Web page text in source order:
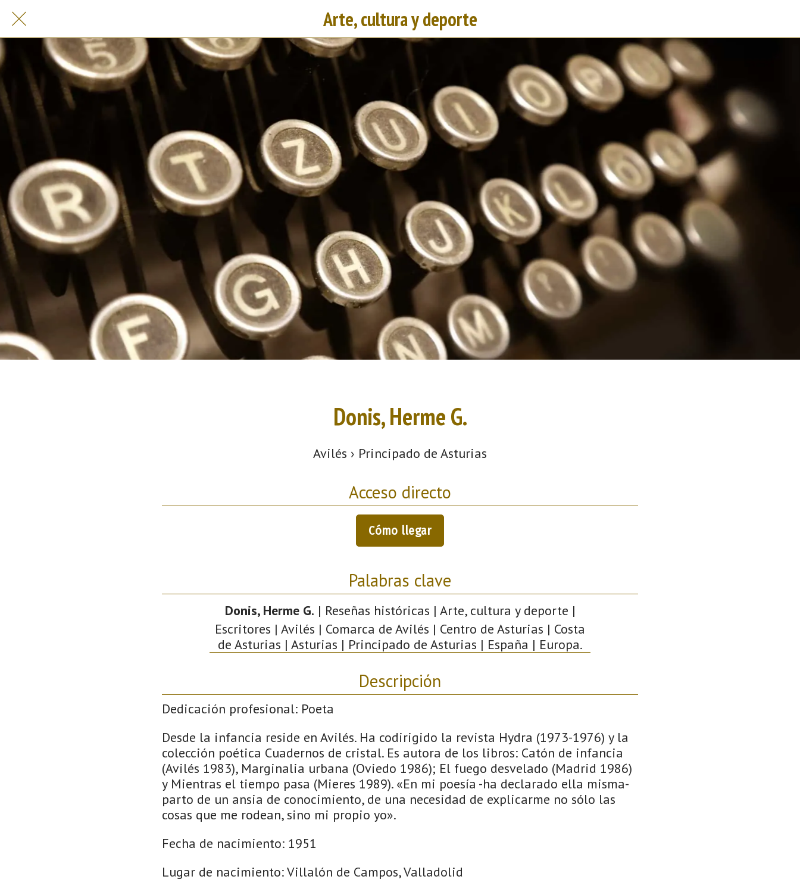
Arte, cultura y deporte
Donis, Herme G.
Avilés › Principado de Asturias
Acceso directo
Cómo llegar
Palabras clave
Donis, Herme G. | Reseñas históricas | Arte, cultura y deporte |
Escritores | Avilés | Comarca de Avilés | Centro de Asturias | Costa
de Asturias | Asturias | Principado de Asturias | España | Europa.
Descripción
Dedicación profesional: Poeta
Desde la infancia reside en Avilés. Ha codirigido la revista Hydra (1973-1976) y la
colección poética Cuadernos de cristal. Es autora de los libros: Catón de infancia
(Avilés 1983), Marginalia urbana (Oviedo 1986); El fuego desvelado (Madrid 1986)
y Mientras el tiempo pasa (Mieres 1989). «En mi poesía -ha declarado ella misma-
parto de un ansia de conocimiento, de una necesidad de explicarme no sólo las
cosas que me rodean, sino mi propio yo».
Fecha de nacimiento: 1951
Lugar de nacimiento: Villalón de Campos, Valladolid